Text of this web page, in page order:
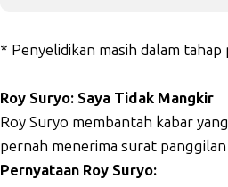
* Penyelidikan masih dalam
Roy Suryo: Saya Tidak Mangkir
Roy Suryo membantah kabar
pernah menerima surat
Pernyataan Roy Suryo: